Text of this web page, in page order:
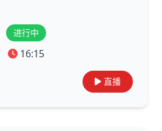
进行中
16:15
直播